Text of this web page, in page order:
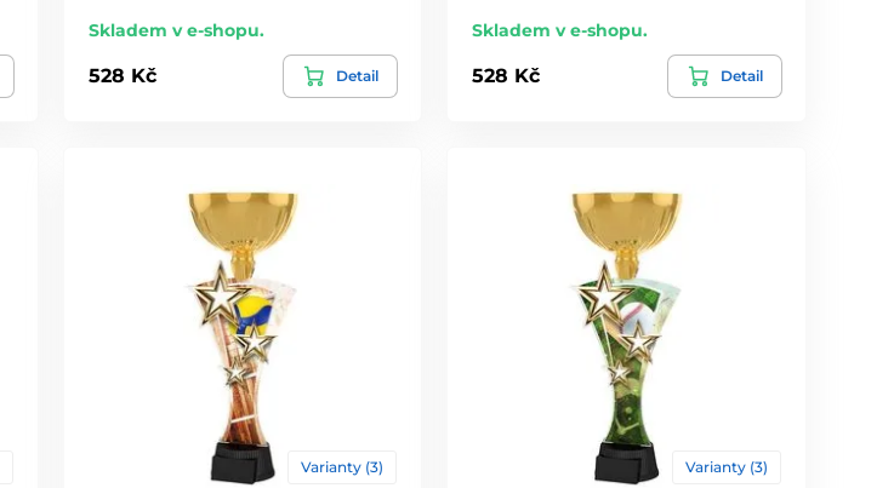
Skladem v e-shopu.
528 Kč Detail
Skladem v e-shopu.
528 Kč Detail
Varianty (3) Varianty (3)